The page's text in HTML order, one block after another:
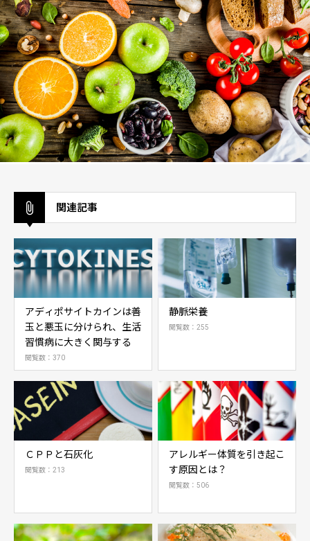
関連記事
アディポサイトカインは善
玉と悪玉に分けられ、生活
習慣病に大きく関与する
閲覧数：370
静脈栄養
閲覧数：255
ＣＰＰと石灰化
閲覧数：213
アレルギー体質を引き起こ
す原因とは？
閲覧数：506